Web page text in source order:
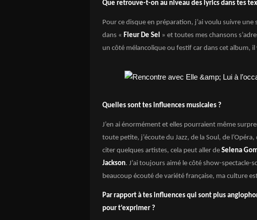
Que retrouve-t-on au niveau des lyrics dans tes
Pour ce disque en préparation, j’ai voulu suivre
dans « Fleur De Sel » et toutes mes chansons
un côté mélancolique ou festif car dans cet album,
Quelles sont tes influences musicales ?
J’en ai énormément et elles pourraient même
toute petite, j’écoute du Jazz, de la Soul, de
citer quelques artistes, cela peut aller de Selena
Jackson. J’ai toujours aimé le côté show-spectacle-
beaucoup écouté de variété française, ma culture
Par rapport à tes influences qui sont plus
pour t’exprimer ?